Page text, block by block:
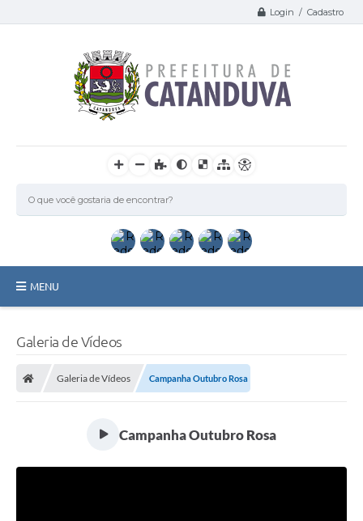
Login / Cadastro
MENU
Galeria de Vídeos
Galeria de Vídeos Campanha Outubro Rosa
Campanha Outubro Rosa